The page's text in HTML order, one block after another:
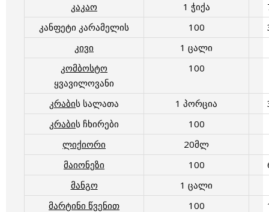
კაკაო
1 ჭიქა
კანფეტი კარამელის
100
კივი
1 ცალი
კომბოსტო
ყვავილოვანი
100
კრაბის სალათა 1 პორცია
კრაბის ჩხირები
100
ლიქიორი
20მლ
მაიონეზი
100
მანგო
1 ცალი
მარტინი წვენით
100